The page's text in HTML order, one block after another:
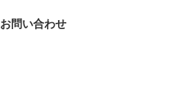
お問い合わせ